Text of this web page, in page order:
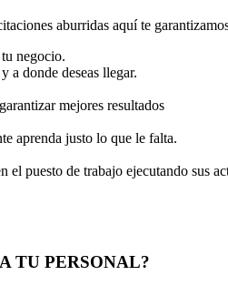
aburridas aquí te
negocio.
a donde deseas llegar.
mejores resultados
aprenda justo lo que le falta.
puesto de trabajo ejecutando sus
TU PERSONAL?